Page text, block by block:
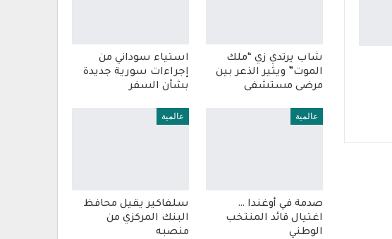
شاب يرتدي زي “ملك
الموت” ويثير الذعر بين
مرضى مستشفى
استياء سوداني من
إجراءات سورية جديدة
بشأن السفر
عالمية
صدمة في أوغندا …
اغتيال قائد المنتخب
الوطني
عالمية
سلفاكير يقيل محافظ
البنك المركزي من
منصبه